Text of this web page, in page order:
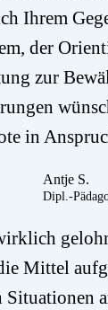
Ihrem
der
zur
in
Antje S.
Dipl.-
Mittel